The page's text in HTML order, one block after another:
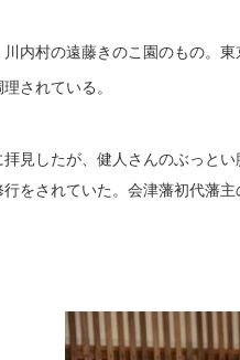
内村の遠藤きのこ園のもの。
されている。
見したが、健人さんのぶっと
をされていた。会津藩初代藩